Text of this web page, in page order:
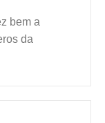
bem a
da